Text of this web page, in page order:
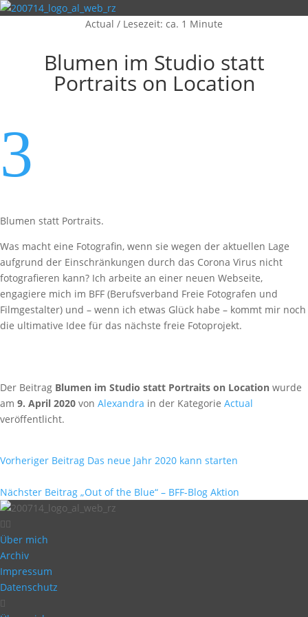
Actual / Lesezeit: ca. 1 Minute
Blumen im Studio statt
Portraits on Location
3
Blumen statt Portraits.
Was macht eine Fotografin, wenn sie wegen der aktuellen Lage
aufgrund der Einschränkungen durch das Corona Virus nicht
fotografieren kann? Ich arbeite an einer neuen Webseite,
engagiere mich im BFF (Berufsverband Freie Fotografen und
Filmgestalter) und – wenn ich etwas Glück habe – kommt mir noch
die ultimative Idee für das nächste freie Fotoprojekt.
Der Beitrag Blumen im Studio statt Portraits on Location wurde
am 9. April 2020 von Alexandra in der Kategorie Actual
veröffentlicht.
Vorheriger Beitrag Das neue Jahr 2020 kann starten
Nächster Beitrag „Out of the Blue“ – BFF-Blog Aktion
Über mich
Archiv
Impressum
Datenschutz